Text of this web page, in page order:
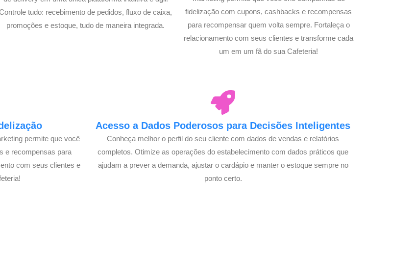
tudo: recebimento de pedidos, fluxo de caixa,
promoções e estoque, tudo de maneira integrada.
fidelização com cupons, cashbacks e recompensas
para recompensar quem volta sempre. Fortaleça o
relacionamento com seus clientes e transforme cada
um em um fã do sua Cafeteria!
permite que você
e recompensas para
com seus clientes e
Acesso a Dados Poderosos para Decisões Inteligentes
Conheça melhor o perfil do seu cliente com dados de vendas e relatórios
completos. Otimize as operações do estabelecimento com dados práticos que
ajudam a prever a demanda, ajustar o cardápio e manter o estoque sempre no
ponto certo.